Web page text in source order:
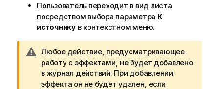
Пользователь переходит в вид листа
посредством выбора параметра К
источникув контекстном меню.
П
р
и
м
Любое действие, предусматривающее
работу с эффектами, не будет добавлено
в журнал действий. При добавлении
эффекта он не будет удален, если